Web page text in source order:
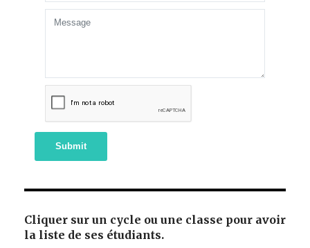
Submit
Cliquer sur un cycle ou une classe pour avoir
la liste de ses étudiants.